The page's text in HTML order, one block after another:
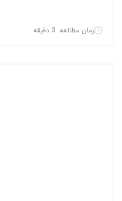
زمان مطالعه: 3 دقیقه